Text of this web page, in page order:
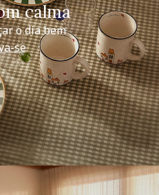
calma
o dia bem
se